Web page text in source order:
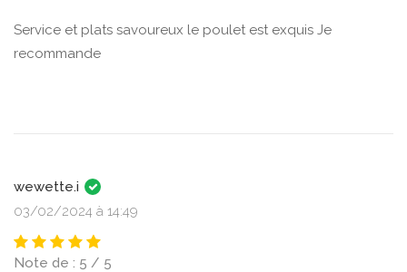
Service et plats savoureux le poulet est exquis Je
recommande
wewette.i
03/02/2024 à 14:49
Note de : 5 / 5